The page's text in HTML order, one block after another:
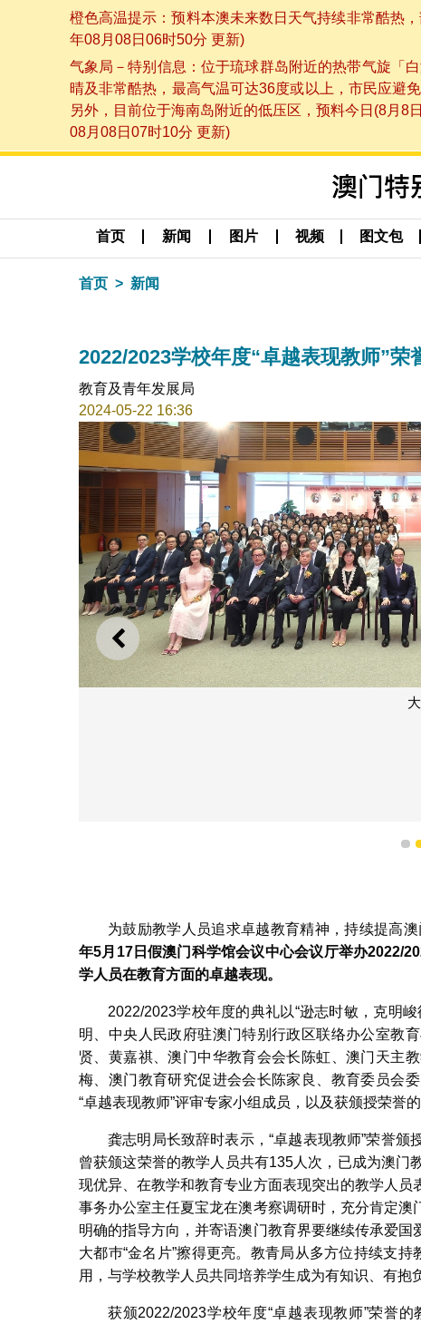
橙色高温提示：预料本澳未来数日天气持续非常酷热
年08月08日06时50分 更新)
气象局－特别信息：位于琉球群岛附近的热带气旋「
晴及非常酷热，最高气温可达36度或以上，市民应避
另外，目前位于海南岛附近的低压区，预料今日(8月8
08月08日07时10分 更新)
首页 新闻 图片 视频 图文包
首页 新闻
2022/2023学校年度“卓越表现教师”荣
教育及青年发展局
2024-05-22 16:36
上一则
1
为鼓励教学人员追求卓越教育精神，持续提高
年5月 17日假澳门科学馆会议中心会议厅举办2022/
学人员在教育方面的卓越表现。
2022/2023学校年度的典礼以“逊志时敏，克明
明、中央人民政府驻澳门特别行政区联络办公室教
贤、黄嘉祺、澳门中华教育会会长陈虹、澳门天主
梅、澳门教育研究促进会会长陈家良、教育委员会
“卓越表现教师”评审专家小组成员，以及获颁授荣誉
龚志明局长致辞时表示，“卓越表现教师”荣誉颁
曾获颁这荣誉的教学人员共有135人次，已成为澳门
现优异、在教学和教育专业方面表现突出的教学人
事务办公室主任夏宝龙在澳考察调研时，充分肯定
明确的指导方向，并寄语澳门教育界要继续传承爱
大都巿“金名片”擦得更亮。教青局从多方位持续支
用，与学校教学人员共同培养学生成为有知识、有抱
获颁2022/2023学校年度“卓越表现教师”荣誉